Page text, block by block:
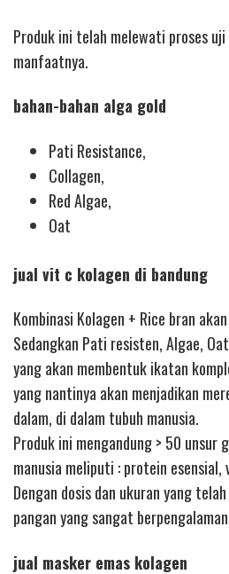
Produk ini telah melewati proses
manfaatnya.
bahan-bahan alga gold
Pati Resistance,
Collagen,
Red Algae,
Oat
jual vit c kolagen di bandung
Kombinasi Kolagen + Rice bran
Sedangkan Pati resisten, Algae,
yang akan membentuk ikatan
yang nantinya akan menjadikan
dalam, di dalam tubuh manusia.
Produk ini mengandung > 50 unsur
manusia meliputi : protein esensial,
Dengan dosis dan ukuran yang
pangan yang sangat
jual masker emas kolagen